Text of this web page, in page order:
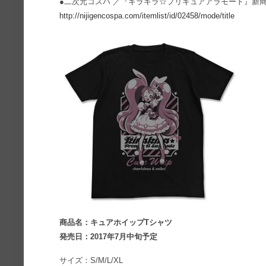
http://nijigencospa.com/itemlist/id/02458/mode/title
商品名：キュアホイップTシャツ
発売日：2017年7月中旬予定
サイズ：S/M/L/XL